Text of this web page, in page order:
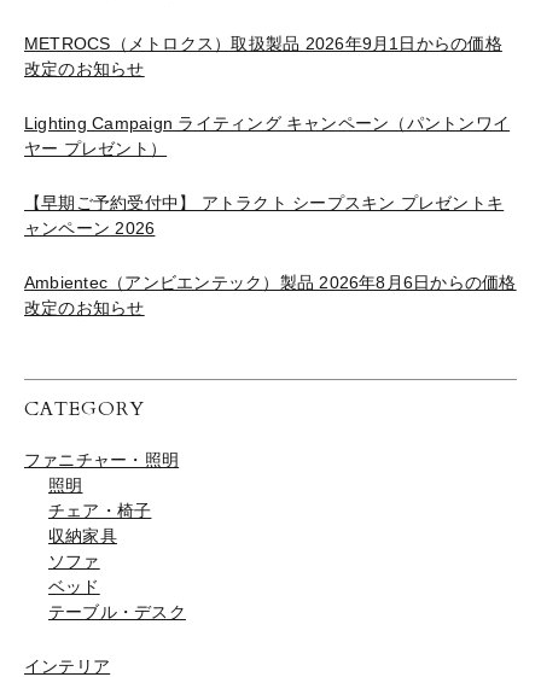
METROCS（メトロクス）取扱製品 2026年9月1日からの価格
改定のお知らせ
Lighting Campaign ライティング キャンペーン（パントンワイ
ヤー プレゼント）
【早期ご予約受付中】 アトラクト シープスキン プレゼントキ
ャンペーン 2026
Ambientec（アンビエンテック）製品 2026年8月6日からの価格
改定のお知らせ
CATEGORY
ファニチャー・照明
照明
チェア・椅子
収納家具
ソファ
ベッド
テーブル・デスク
インテリア